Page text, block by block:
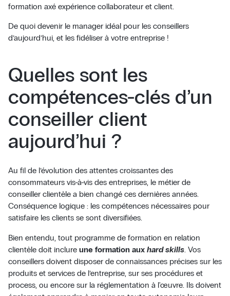
formation axé expérience collaborateur et client.
De quoi devenir le manager idéal pour les conseillers
d’aujourd’hui, et les fidéliser à votre entreprise !
Quelles sont les
compétences-clés d’un
conseiller client
aujourd’hui ?
Au fil de l’évolution des attentes croissantes des
consommateurs vis-à-vis des entreprises, le métier de
conseiller clientèle a bien changé ces dernières années.
Conséquence logique : les compétences nécessaires pour
satisfaire les clients se sont diversifiées.
Bien entendu, tout programme de formation en relation
clientèle doit inclure une formation aux hard skills. Vos
conseillers doivent disposer de connaissances précises sur les
produits et services de l’entreprise, sur ses procédures et
process, ou encore sur la réglementation à l'œuvre. Ils doivent